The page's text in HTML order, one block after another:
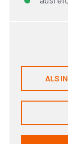
ALS